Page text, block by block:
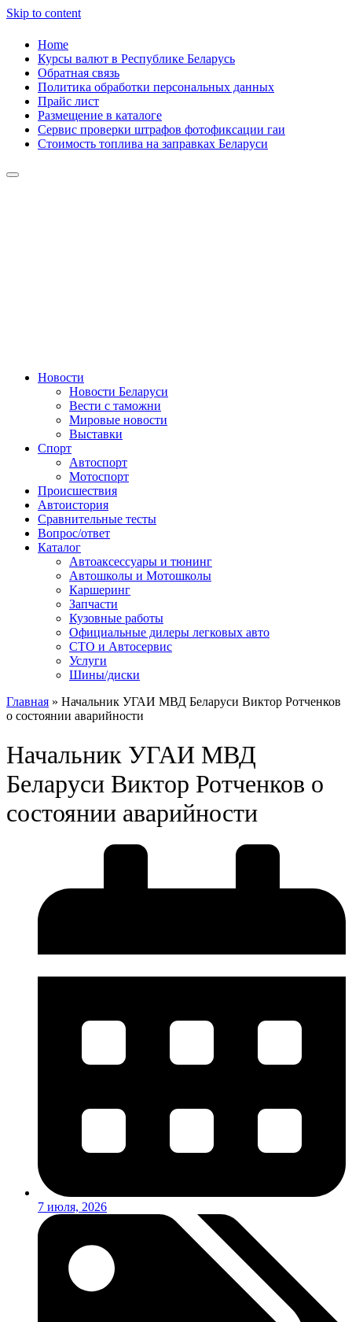
Skip to content
Home
Курсы валют в Республике Беларусь
Обратная связь
Политика обработки персональных данных
Прайс лист
Размещение в каталоге
Сервис проверки штрафов фотофиксации гаи
Стоимость топлива на заправках Беларуси
Сайт про автомобили
Новости
Новости Беларуси
Вести с таможни
Мировые новости
Выставки
Спорт
Автоспорт
Мотоспорт
Происшествия
Автоистория
Сравнительные тесты
Вопрос/ответ
Каталог
Автоакcессуары и тюнинг
Автошколы и Мотошколы
Каршеринг
Запчасти
Кузовные работы
Официальные дилеры легковых авто
СТО и Автосервис
Услуги
Шины/диски
Главная » Начальник УГАИ МВД Беларуси Виктор Ротченков
о состоянии аварийности
Начальник УГАИ МВД
Беларуси Виктор Ротченков о
состоянии аварийности
7 июля, 2026